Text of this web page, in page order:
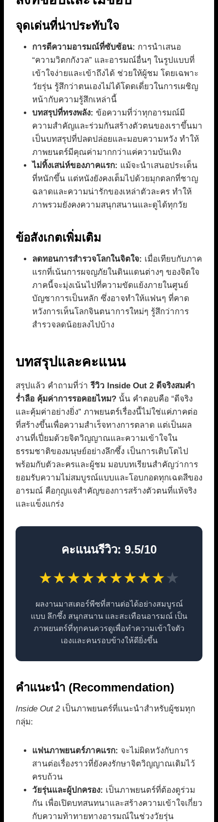
จุดเด่นที่น่าประทับใจ
การตีความอารมณ์ที่ซับซ้อน: การนำเสนอ
“ความวิตกกังวล” และอารมณ์อื่นๆ ในรูปแบบที่
เข้าใจง่ายและเข้าถึงได้ ช่วยให้ผู้ชม โดยเฉพาะ
วัยรุ่น รู้สึกว่าตนเองไม่ได้โดดเดี่ยวในการเผชิญ
หน้ากับความรู้สึกเหล่านี้
บทสรุปที่ทรงพลัง: ข้อความที่ว่าทุกอารมณ์มี
ความสำคัญและร่วมกันสร้างตัวตนของเราขึ้นมา
เป็นบทสรุปที่ปลดปล่อยและมอบความหวัง ทำให้
ภาพยนตร์มีคุณค่ามากกว่าแค่ความบันเทิง
ไม่ทิ้งเสน่ห์ของภาคแรก: แม้จะนำเสนอประเด็น
ที่หนักขึ้น แต่หนังยังคงเต็มไปด้วยมุกตลกที่ชาญ
ฉลาดและความน่ารักของเหล่าตัวละคร ทำให้
ภาพรวมยังคงความสนุกสนานและดูได้ทุกวัย
ข้อสังเกตเพิ่มเติม
ลดทอนการสำรวจโลกในจิตใจ: เมื่อเทียบกับภาค
แรกที่เน้นการผจญภัยในดินแดนต่างๆ ของจิตใจ
ภาคนี้จะมุ่งเน้นไปที่ความขัดแย้งภายในศูนย์
บัญชาการเป็นหลัก ซึ่งอาจทำให้แฟนๆ ที่คาด
หวังการเห็นโลกจินตนาการใหม่ๆ รู้สึกว่าการ
สำรวจลดน้อยลงไปบ้าง
บทสรุปและคะแนน
สรุปแล้ว คำถามที่ว่ารีวิว Inside Out 2 ดีจริงสมคำ
ร่ำลือ คุ้มค่าการรอคอยไหม? นั้น คำตอบคือ “ดีจริง
และคุ้มค่าอย่างยิ่ง” ภาพยนตร์เรื่องนี้ไม่ใช่แค่ภาคต่อ
ที่สร้างขึ้นเพื่อความสำเร็จทางการตลาด แต่เป็นผล
งานที่เปี่ยมด้วยจิตวิญญาณและความเข้าใจใน
ธรรมชาติของมนุษย์อย่างลึกซึ้ง เป็นการเติบโตไป
พร้อมกับตัวละครและผู้ชม มอบบทเรียนสำคัญว่าการ
ยอมรับความไม่สมบูรณ์แบบและโอบกอดทุกเฉดสีของ
อารมณ์ คือกุญแจสำคัญของการสร้างตัวตนที่แท้จริง
และแข็งแกร่ง
คะแนนรีวิว: 9.5/10
★★★★★★★★★★
ผลงานมาสเตอร์พีซที่สานต่อได้อย่างสมบูรณ์
แบบ ลึกซึ้ง สนุกสนาน และสะเทือนอารมณ์ เป็น
ภาพยนตร์ที่ทุกคนควรดูเพื่อทำความเข้าใจตัว
เองและคนรอบข้างให้ดียิ่งขึ้น
คำแนะนำ (Recommendation)
Inside Out 2เป็นภาพยนตร์ที่แนะนำสำหรับผู้ชมทุก
กลุ่ม:
แฟนภาพยนตร์ภาคแรก: จะไม่ผิดหวังกับการ
สานต่อเรื่องราวที่ยังคงรักษาจิตวิญญาณเดิมไว้
ครบถ้วน
วัยรุ่นและผู้ปกครอง: เป็นภาพยนตร์ที่ต้องดูร่วม
กัน เพื่อเปิดบทสนทนาและสร้างความเข้าใจเกี่ยว
กับความท้าทายทางอารมณ์ในช่วงวัยรุ่น